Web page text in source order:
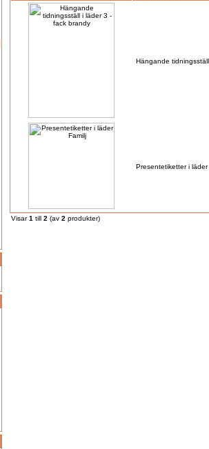
Hängande
Presentetiketter i läder
Visar1 till 2 (av 2 produkter)